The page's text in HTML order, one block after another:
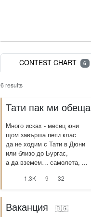
CONTEST CHART 6
6 results
Тати пак ми обеща
Много исках - месец юни
щом завърша пети клас
да не ходим с Тати в Дюни
или близо до Бургас,
а да вземем… самолета, ...
1.3K 9 32
Ваканция 🇧🇬